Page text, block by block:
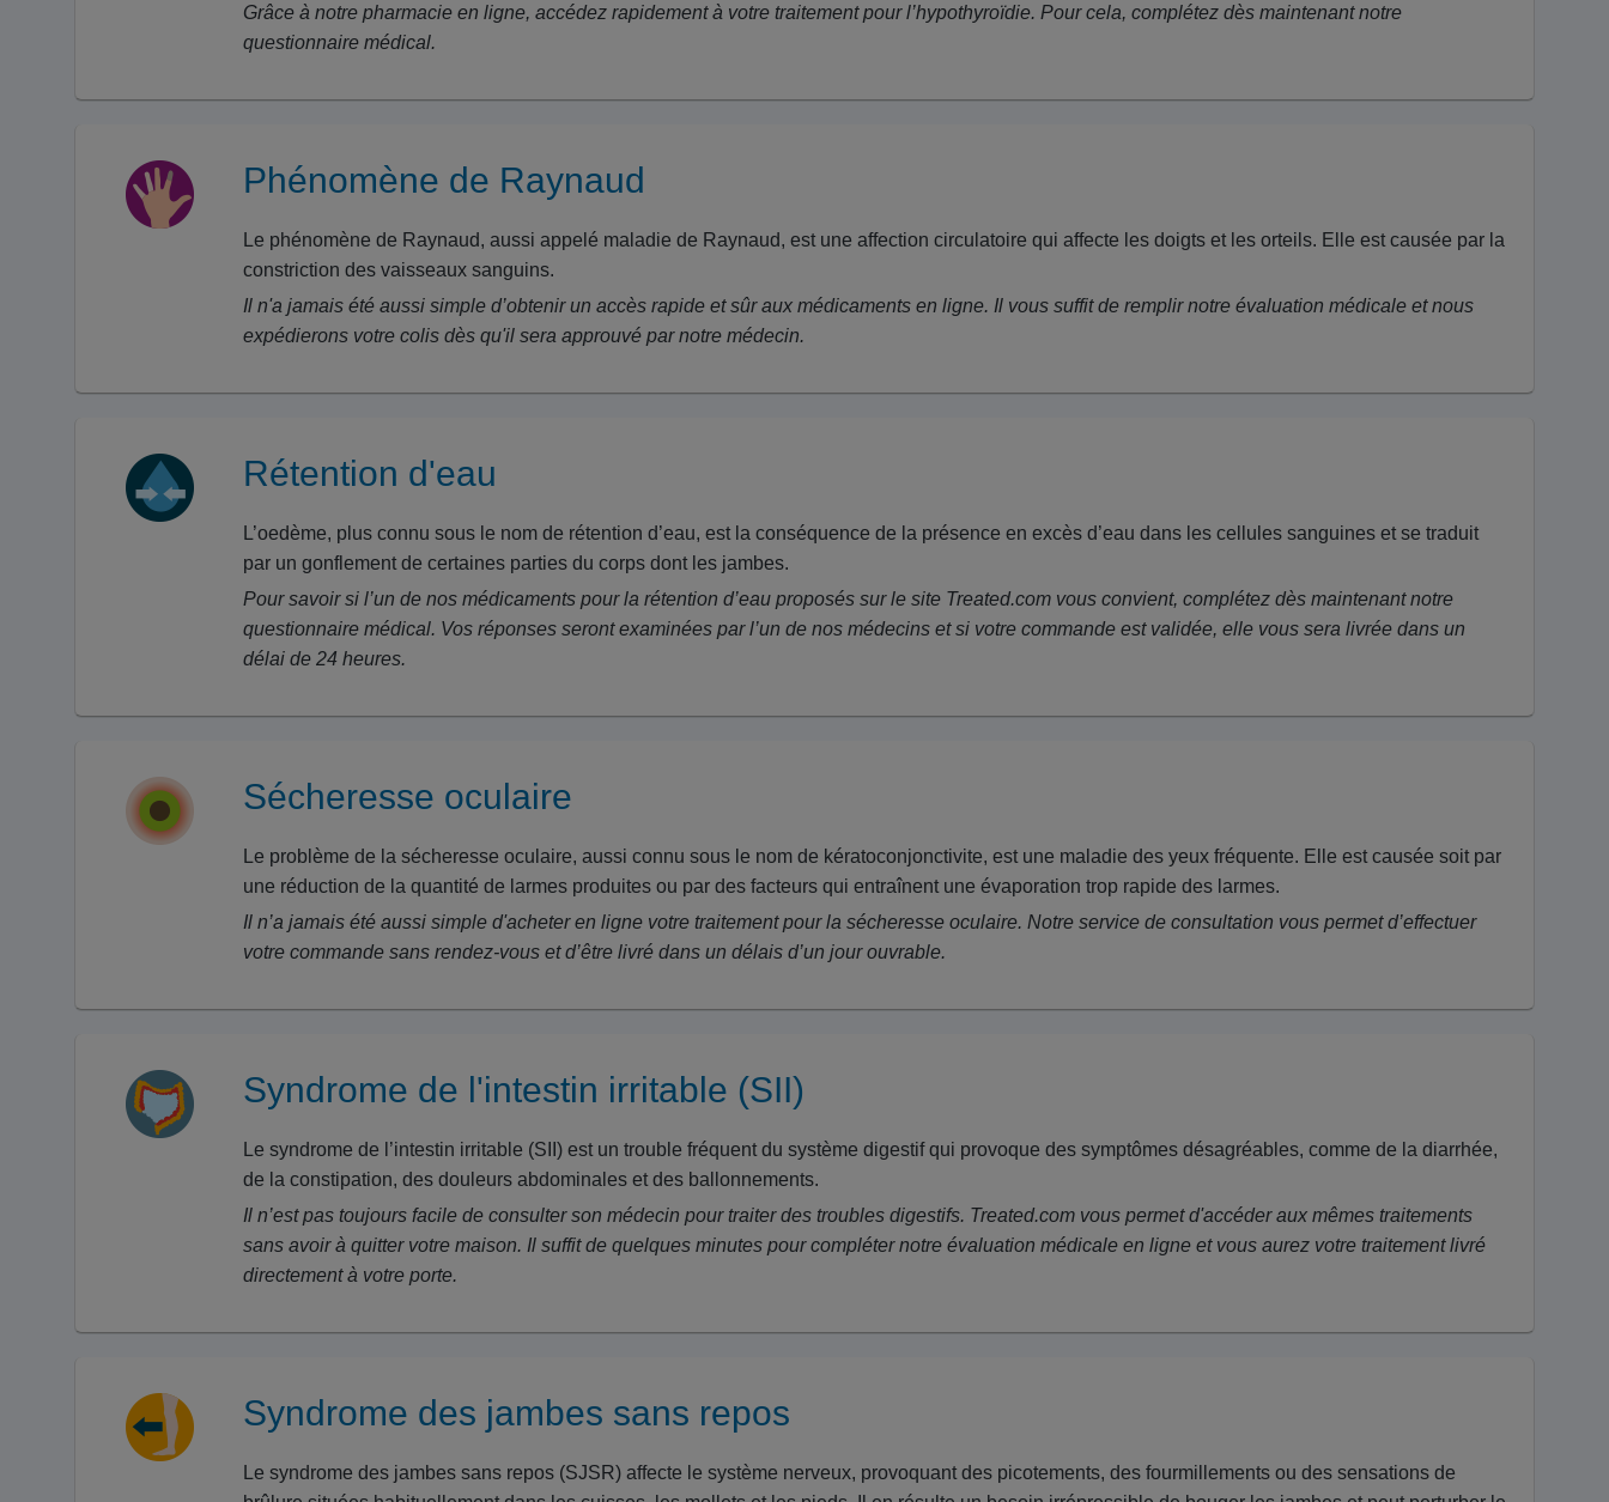
Grâce à notre pharmacie en ligne, accédez rapidement à votre traitement pour l’hypothyroïdie. Pour cela, complétez dès maintenant notre
questionnaire médical.
Phénomène de Raynaud
Le phénomène de Raynaud, aussi appelé maladie de Raynaud, est une affection circulatoire qui affecte les doigts et les orteils. Elle est causée par la
constriction des vaisseaux sanguins.
Il n'a jamais été aussi simple d’obtenir un accès rapide et sûr aux médicaments en ligne. Il vous suffit de remplir notre évaluation médicale et nous
expédierons votre colis dès qu'il sera approuvé par notre médecin.
Rétention d'eau
L’oedème, plus connu sous le nom de rétention d’eau, est la conséquence de la présence en excès d’eau dans les cellules sanguines et se traduit
par un gonflement de certaines parties du corps dont les jambes.
Pour savoir si l’un de nos médicaments pour la rétention d’eau proposés sur le site Treated.com vous convient, complétez dès maintenant notre
questionnaire médical. Vos réponses seront examinées par l’un de nos médecins et si votre commande est validée, elle vous sera livrée dans un
délai de 24 heures.
Sécheresse oculaire
Le problème de la sécheresse oculaire, aussi connu sous le nom de kératoconjonctivite, est une maladie des yeux fréquente. Elle est causée soit par
une réduction de la quantité de larmes produites ou par des facteurs qui entraînent une évaporation trop rapide des larmes.
Il n’a jamais été aussi simple d'acheter en ligne votre traitement pour la sécheresse oculaire. Notre service de consultation vous permet d’effectuer
votre commande sans rendez-vous et d’être livré dans un délais d’un jour ouvrable.
Syndrome de l'intestin irritable (SII)
Le syndrome de l’intestin irritable (SII) est un trouble fréquent du système digestif qui provoque des symptômes désagréables, comme de la diarrhée,
de la constipation, des douleurs abdominales et des ballonnements.
Il n’est pas toujours facile de consulter son médecin pour traiter des troubles digestifs. Treated.com vous permet d'accéder aux mêmes traitements
sans avoir à quitter votre maison. Il suffit de quelques minutes pour compléter notre évaluation médicale en ligne et vous aurez votre traitement livré
directement à votre porte.
Syndrome des jambes sans repos
Le syndrome des jambes sans repos (SJSR) affecte le système nerveux, provoquant des picotements, des fourmillements ou des sensations de